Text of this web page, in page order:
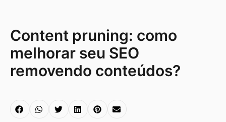
Content pruning: como
melhorar seu SEO
removendo conteúdos?